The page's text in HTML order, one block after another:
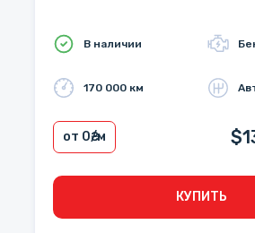
В наличии
170 000 км
от 0₴/м
КУПИТЬ